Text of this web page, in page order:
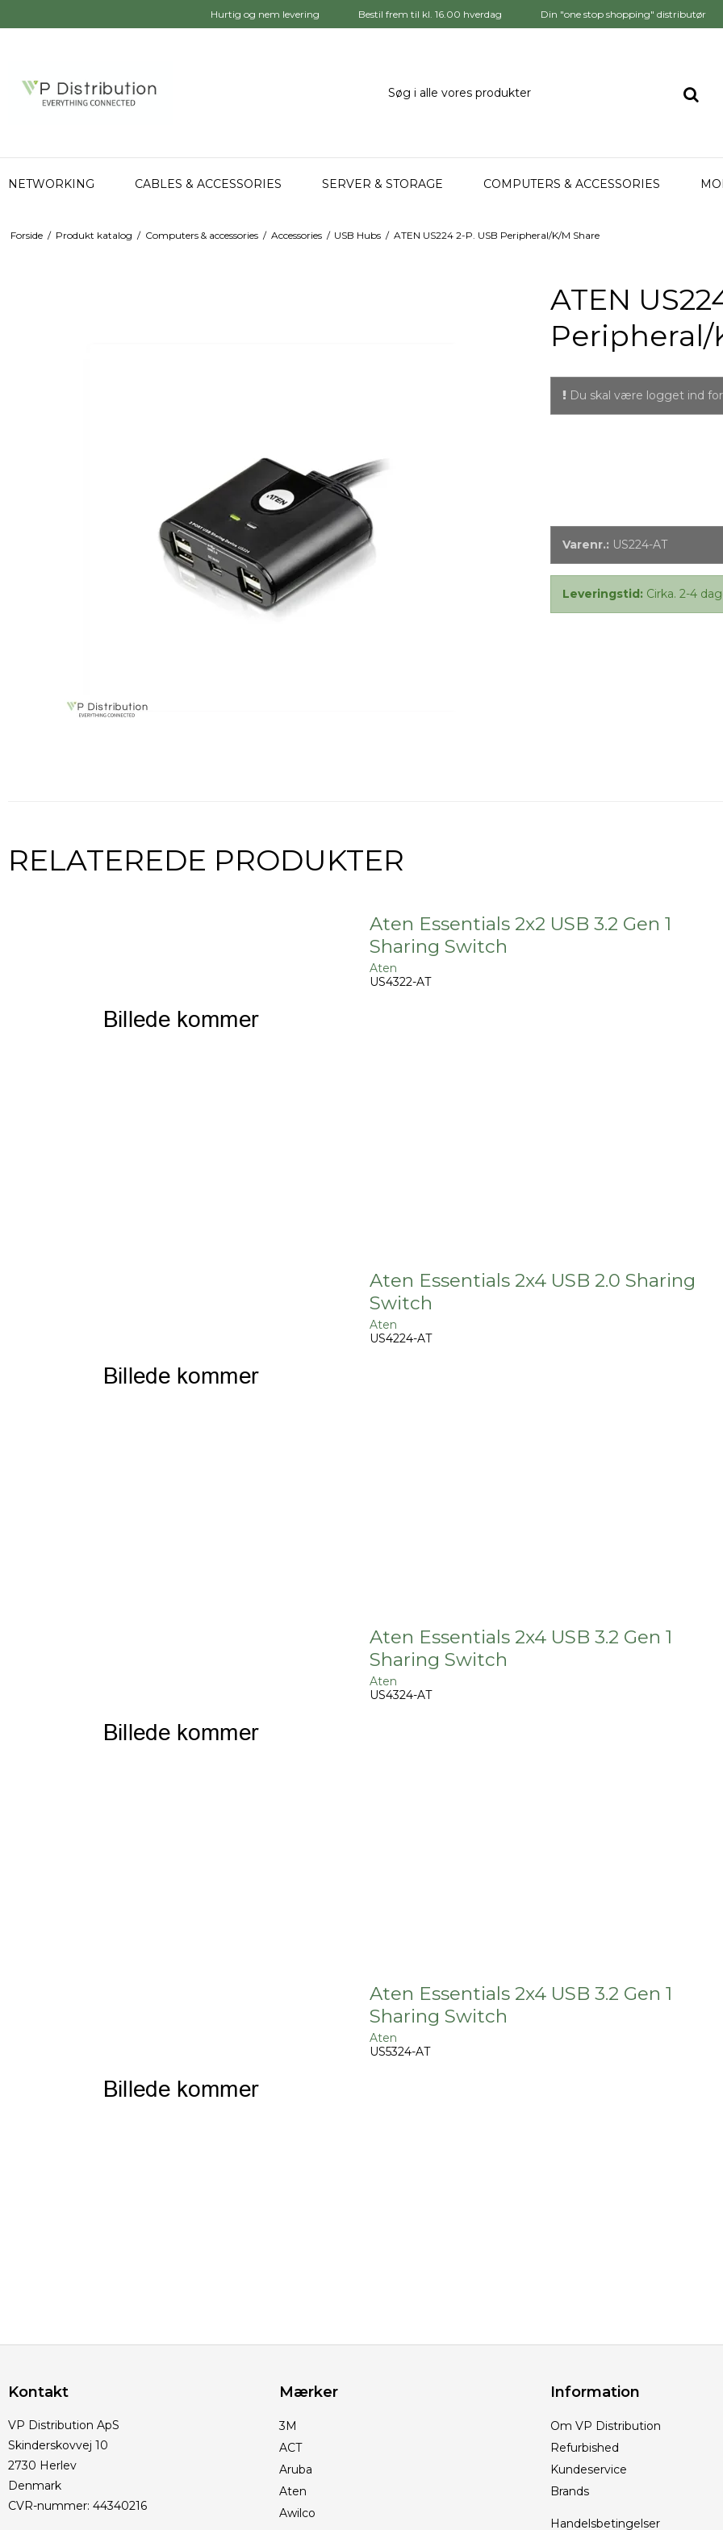
Hurtig og nem levering Bestil frem til kl. 16.00 hverdag Din "one stop shopping" distributør
NETWORKING CABLES & ACCESSORIES SERVER & STORAGE COMPUTERS & ACCESSORIES
Forside / Produkt katalog / Computers & accessories / Accessories / USB Hubs / ATEN US224 2-P. USB Peripheral/K/M Share
ATEN
Peripheral/
Du skal være logget ind
Varenr.: US224-AT
Leveringstid: Cirka. 2-4
RELATEREDE PRODUKTER
Aten Essentials 2x2 USB 3.2 Gen 1
Sharing Switch
Aten
US4322-AT
Aten Essentials 2x4 USB 2.0 Sharing
Switch
Aten
US4224-AT
Aten Essentials 2x4 USB 3.2 Gen 1
Sharing Switch
Aten
US4324-AT
Aten Essentials 2x4 USB 3.2 Gen 1
Sharing Switch
Aten
US5324-AT
Kontakt
VP Distribution ApS
Skinderskovvej 10
2730 Herlev
Denmark
CVR-nummer: 44340216
Mærker
3M
ACT
Aruba
Aten
Awilco
Information
Om VP Distribution
Refurbished
Kundeservice
Brands
Handelsbetingelser